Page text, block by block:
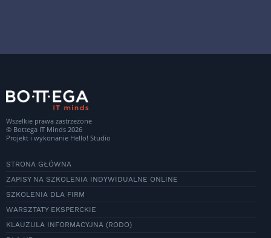
Wszelkie prawa zastrzeżone
© Bottega IT Minds 2026
Projekt i wykonanie Hello! Studio
STRONA GŁÓWNA
ZAPISY NA SZKOLENIA INDYWIDUALNE ONLINE
SZKOLENIA DLA FIRM
WARSZTATY EKSPERCKIE
KLAUZULA INFORMACYJNA (RODO)